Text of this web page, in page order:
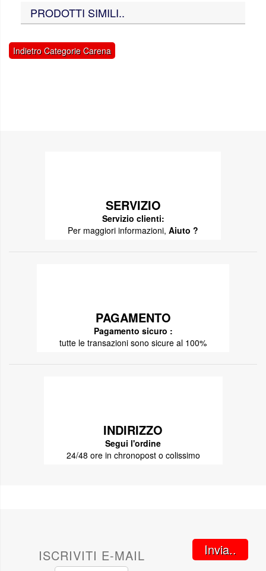
PRODOTTI SIMILI..
Indietro Categorie Carena
SERVIZIO
Servizio clienti:
Per maggiori informazioni, Aiuto ?
PAGAMENTO
Pagamento sicuro :
tutte le transazioni sono sicure al 100%
INDIRIZZO
Segui l'ordine
24/48 ore in chronopost o colissimo
ISCRIVITI E-MAIL Invia..